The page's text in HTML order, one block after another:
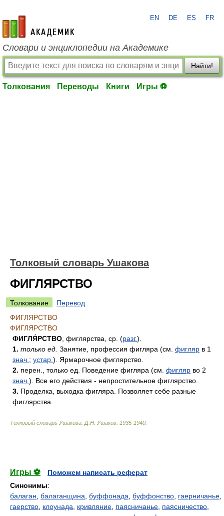
academic.ru
EN DE ES FR
Словари и энциклопедии на Академике
Найти!
Толкования Переводы Книги Игры ⚽
Толковый словарь Ушакова
ФИГЛЯРСТВО
Толкование
Перевод
ФИГЛЯРСТВО
ФИГЛЯРСТВО
ФИГЛЯ́РСТВО , фиглярства, ср. (разг.).
1. только ед. Занятие, профессия фигляра (см. фигляр в 1
знач. ; устар. ). Ярмарочное фиглярство.
2. перен., только ед. Поведение фигляра (см. фигляр во 2
знач. ). Все его действия - непростительное фиглярство.
3. Проделка, выходка фигляра. Позволяет себе разные
фиглярства.
Толковый словарь Ушакова Д.Н. Ушаков. 1935-1940
Игры ⚽
Поможем написать реферат
Синонимы:
балаган балаганщина буффонада буффонство гаерничанье
гаерство клоунада кривляние паясничанье паясничество